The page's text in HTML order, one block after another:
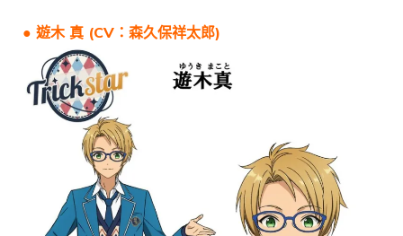
● 遊木 真 (CV：森久保祥太郎)